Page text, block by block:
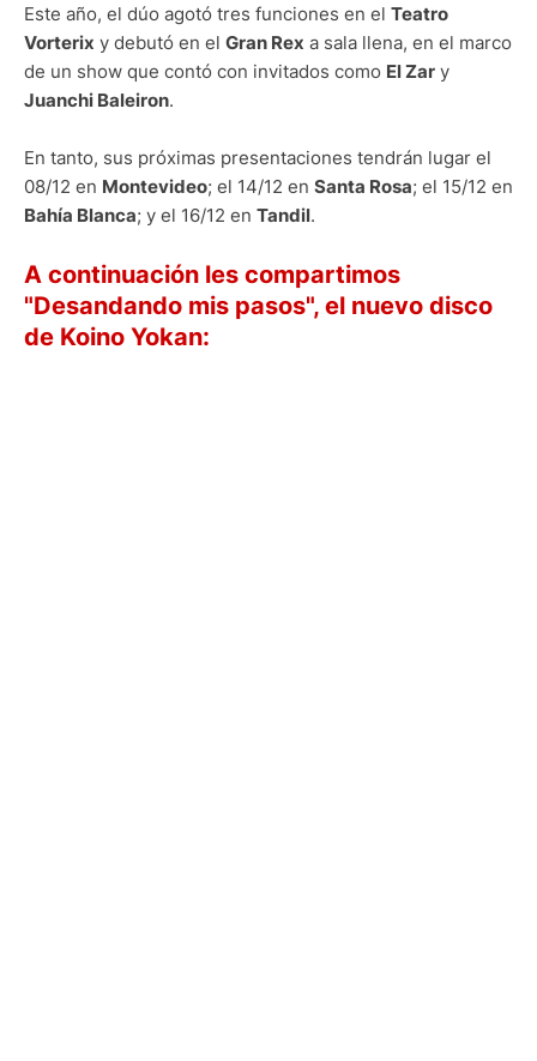
Este año, el dúo agotó tres funciones en el Teatro
Vorterix y debutó en el Gran Rex a sala llena, en el marco
de un show que contó con invitados como El Zar y
Juanchi Baleiron.
En tanto, sus próximas presentaciones tendrán lugar el
08/12 en Montevideo; el 14/12 en Santa Rosa; el 15/12 en
Bahía Blanca; y el 16/12 en Tandil.
A continuación les compartimos
"Desandando mis pasos", el nuevo disco
de Koino Yokan: